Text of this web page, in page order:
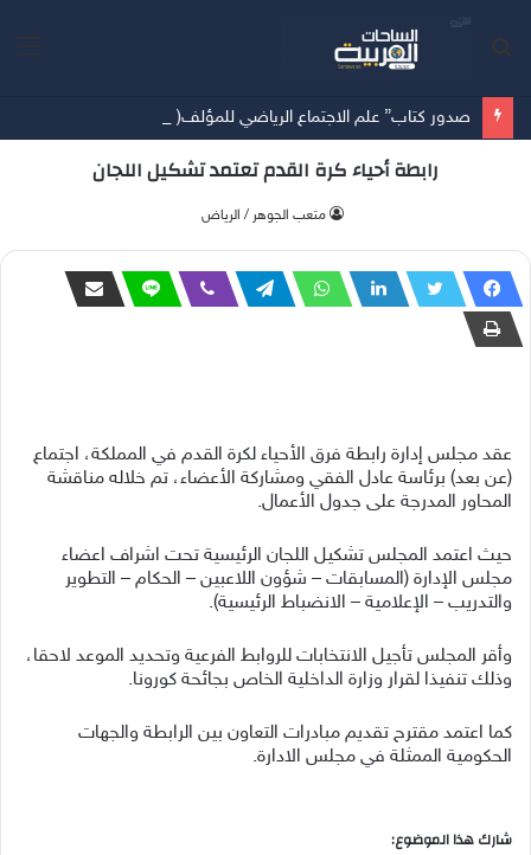
صدور كتاب” علم الاجتماع الرياضي للمؤلف( خالد الدوس)
رابطة أحياء كرة القدم تعتمد تشكيل اللجان
متعب الجوهر / الرياض
عقد مجلس إدارة رابطة فرق الأحياء لكرة القدم في المملكة، اجتماع
(عن بعد) برئاسة عادل الفقي ومشاركة الأعضاء، تم خلاله مناقشة
المحاور المدرجة على جدول الأعمال.
حيث اعتمد المجلس تشكيل اللجان الرئيسية تحت اشراف اعضاء
مجلس الإدارة (المسابقات – شؤون اللاعبين – الحكام – التطوير
والتدريب – الإعلامية – الانضباط الرئيسية).
وأقر المجلس تأجيل الانتخابات للروابط الفرعية وتحديد الموعد لاحقا،
وذلك تنفيذا لقرار وزارة الداخلية الخاص بجائحة كورونا.
كما اعتمد مقترح تقديم مبادرات التعاون بين الرابطة والجهات
الحكومية الممثلة في مجلس الادارة.
شارك هذا الموضوع: